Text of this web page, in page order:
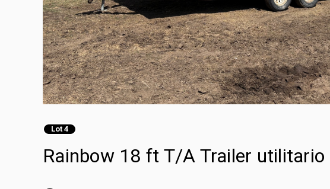
Lot 4
Rainbow 18 ft T/A Trailer utilitario